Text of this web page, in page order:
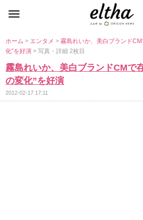
ホーム> エンタメ>霧島れいか、美白ブランド
化”を好演> 写真・詳細 2枚目
霧島れいか、美白ブランドCM
の変化”を好演
2012-02-17 17:11